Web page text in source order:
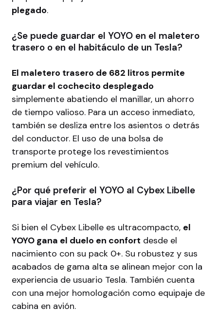
plegado.
¿Se puede guardar el YOYO en el maletero
trasero o en el habitáculo de un Tesla?
El maletero trasero de 682 litros permite
guardar el cochecito desplegado
simplemente abatiendo el manillar, un ahorro
de tiempo valioso. Para un acceso inmediato,
también se desliza entre los asientos o detrás
del conductor. El uso de una bolsa de
transporte protege los revestimientos
premium del vehículo.
¿Por qué preferir el YOYO al Cybex Libelle
para viajar en Tesla?
Si bien el Cybex Libelle es ultracompacto, el
YOYO gana el duelo en confort desde el
nacimiento con su pack 0+. Su robustez y sus
acabados de gama alta se alinean mejor con la
experiencia de usuario Tesla. También cuenta
con una mejor homologación como equipaje de
cabina en avión.